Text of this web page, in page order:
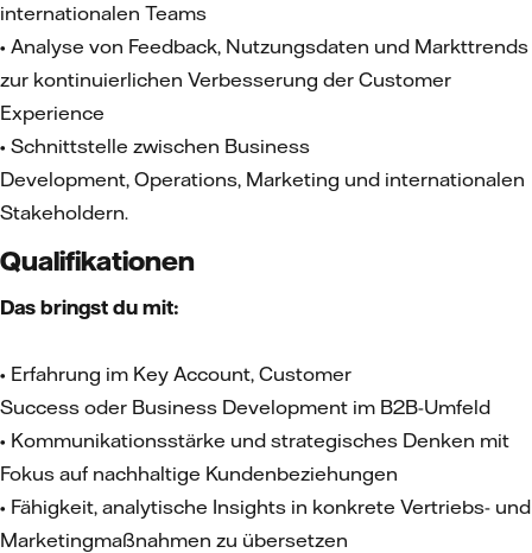
internationalen Teams
• Analyse von Feedback, Nutzungsdaten und Markttrends
zur kontinuierlichen Verbesserung der Customer
Experience
• Schnittstelle zwischen Business
Development, Operations, Marketing und internationalen
Stakeholdern.
Qualifikationen
Das bringst du mit:
• Erfahrung im Key Account, Customer
Success oder Business Development im B2B-Umfeld
• Kommunikationsstärke und strategisches Denken mit
Fokus auf nachhaltige Kundenbeziehungen
• Fähigkeit, analytische Insights in konkrete Vertriebs- und
Marketingmaßnahmen zu übersetzen